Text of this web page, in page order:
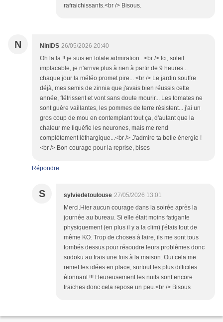
rafraichissants.<br /> Bisous.
N NiniDS 26/05/2026 20:40
Oh la la !! je suis en totale admiration...<br /> Ici, soleil
implacable, je n'arrive plus à rien à partir de 9 heures...
chaque jour la météo promet pire... <br /> Le jardin souffre
déjà, mes semis de zinnia que j'avais bien réussis cette
année, flétrissent et vont sans doute mourir... Les tomates ne
sont guère vaillantes, les pommes de terre résistent... j'ai un
gros coup de mou en contemplant tout ça, d'autant que la
chaleur me liquéfie les neurones, mais me rend
complètement léthargique...<br /> J'admire ta belle énergie !
<br /> Bon courage pour la reprise, bises
Répondre
S sylviedetoulouse 27/05/2026 13:01
Merci.Hier aucun courage dans la soirée après la
journée au bureau. Si elle était moins fatigante
physiquement (en plus il y a la clim) j'étais tout de
même KO. Trop de choses à faire, ils me sont tous
tombés dessus pour résoudre leurs problèmes donc
sudoku au frais une fois à la maison. Oui cela me
remet les idées en place, surtout les plus difficiles
étonnant !!! Heureusement les nuits sont encore
fraiches donc cela repose un peu.<br /> Bisous